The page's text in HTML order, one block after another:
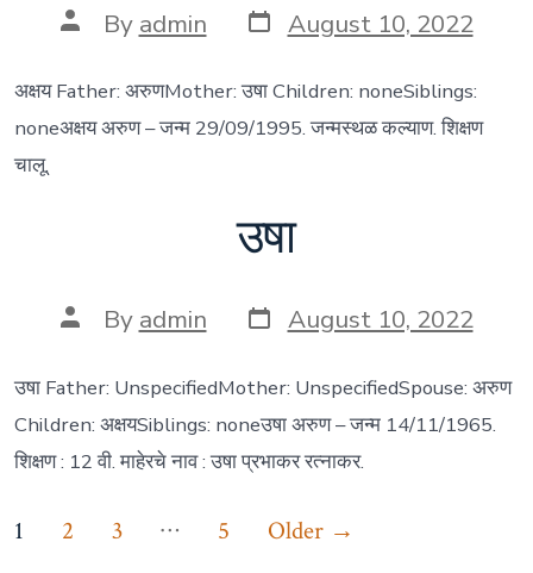
Post
author
By admin Post
date
August 10, 2022
अक्षय Father: अरुणMother: उषा Children: noneSiblings:
noneअक्षय अरुण – जन्म 29/09/1995. जन्मस्थळ कल्याण. शिक्षण
चालू.
उषा
Post
author
By admin Post
date
August 10, 2022
उषा Father: UnspecifiedMother: UnspecifiedSpouse: अरुण
Children: अक्षयSiblings: noneउषा अरुण – जन्म 14/11/1965.
शिक्षण : 12 वी. माहेरचे नाव : उषा प्रभाकर रत्नाकर.
Posts
1 2 3 … 5 Older →